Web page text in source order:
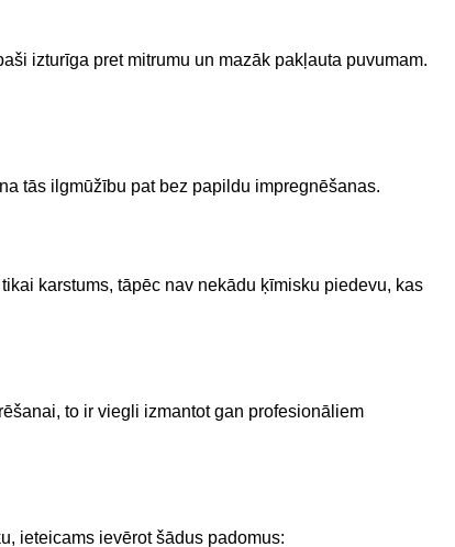
izturīga pret mitrumu un mazāk pakļauta puvumam.
tās ilgmūžību pat bez papildu impregnēšanas.
karstums, tāpēc nav nekādu ķīmisku piedevu, kas
to ir viegli izmantot gan profesionāliem
ieteicams ievērot šādus padomus: